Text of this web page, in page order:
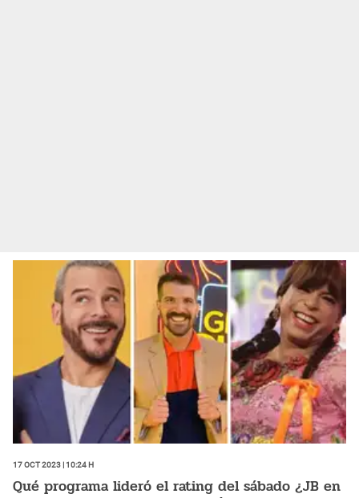
17 Oct 2023 | 10:24 h
Qué programa lideró el rating del sábado ¿JB en